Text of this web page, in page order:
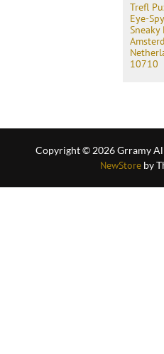
Trefl
Eye-
Sneaky
10710
Copyright © 2026 Grramy
NewStoreby